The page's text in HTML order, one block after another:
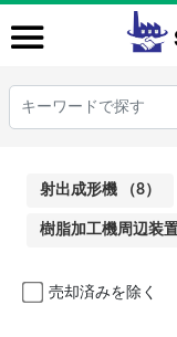
射出成形機 （8）
樹脂加工機周辺装
売却済みを除く